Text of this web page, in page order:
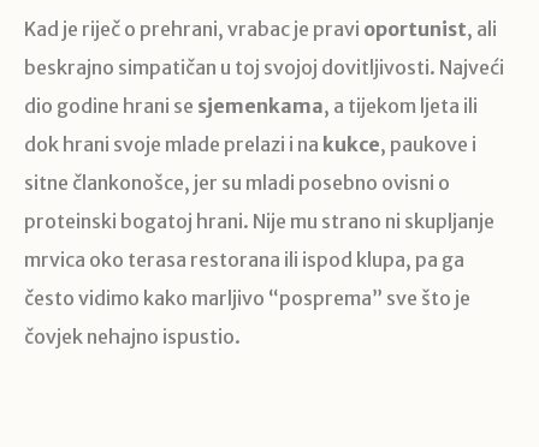
Kad je riječ o prehrani, vrabac je pravi oportunist, ali
beskrajno simpatičan u toj svojoj dovitljivosti. Najveći
dio godine hrani se sjemenkama, a tijekom ljeta ili
dok hrani svoje mlade prelazi i na kukce, paukove i
sitne člankonošce, jer su mladi posebno ovisni o
proteinski bogatoj hrani. Nije mu strano ni skupljanje
mrvica oko terasa restorana ili ispod klupa, pa ga
često vidimo kako marljivo “posprema” sve što je
čovjek nehajno ispustio.